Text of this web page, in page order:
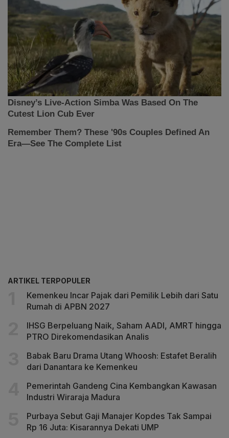
ARTIKEL TERPOPULER
Kemenkeu Incar Pajak dari Pemilik Lebih dari Satu
Rumah di APBN 2027
IHSG Berpeluang Naik, Saham AADI, AMRT hingga
PTRO Direkomendasikan Analis
Babak Baru Drama Utang Whoosh: Estafet Beralih
dari Danantara ke Kemenkeu
Pemerintah Gandeng Cina Kembangkan Kawasan
Industri Wiraraja Madura
Purbaya Sebut Gaji Manajer Kopdes Tak Sampai
Rp 16 Juta: Kisarannya Dekati UMP